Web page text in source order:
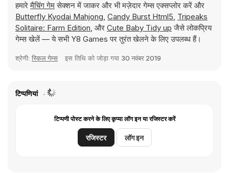
हमारेमैचिंग गेमसेक्शन में जाकर और भी मज़ेदार गेम्स एक्सप्लोर करें और
Butterfly Kyodai Mahjong, Candy Burst Html5, Tripeaks
Solitaire: Farm Edition, और Cute Baby Tidy up जैसे लोकप्रिय
गेम्स खेलें — ये सभी Y8 Games पर तुरंत खेलने के लिए उपलब्ध हैं।
श्रेणी: स्किल गेम्स इस तिथि को जोड़ा गया 30 नवंबर 2019
टिप्पणियां
टिप्पणी पोस्ट करने के लिए कृप्या लॉग इन या रजिस्टर करें
रजिस्टर लॉग इन